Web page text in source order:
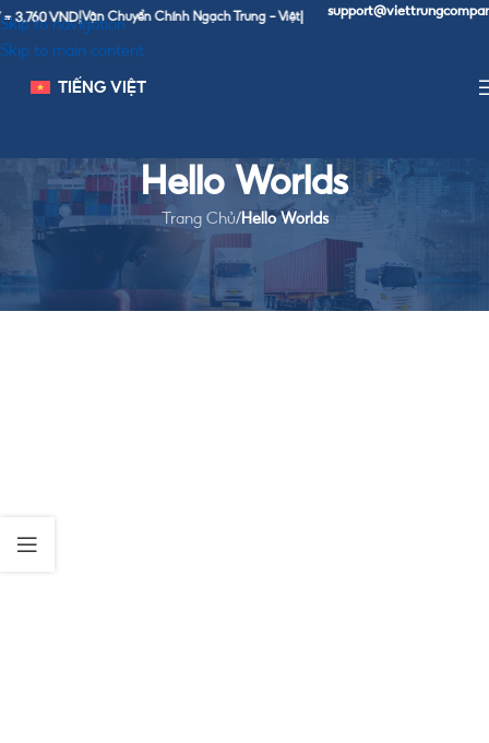
Skip to navigation
Skip to main content
3,760 VND|Vận Chuyển Chính Ngạch Trung - Việt|
TIẾNG VIỆT
Hello Worlds
Trang Chủ/Hello Worlds